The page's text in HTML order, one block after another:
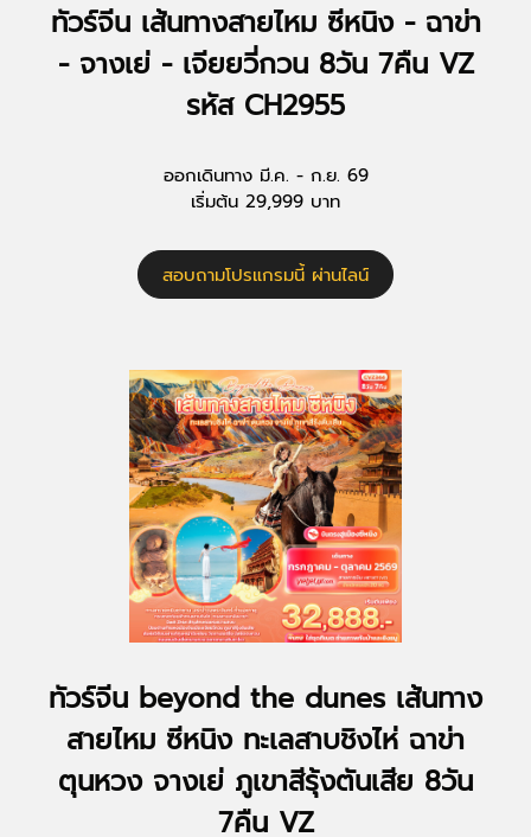
ทัวร์จีน เส้นทางสายไหม ซีหนิง - ฉาข่า
- จางเย่ - เจียยวี่กวน 8วัน 7คืน VZ
รหัส CH2955
ออกเดินทาง มี.ค. - ก.ย. 69
เริ่มต้น 29,999 บาท
สอบถามโปรแกรมนี้ ผ่านไลน์
ทัวร์จีน beyond the dunes เส้นทาง
สายไหม ซีหนิง ทะเลสาบชิงไห่ ฉาข่า
ตุนหวง จางเย่ ภูเขาสีรุ้งตันเสีย 8วัน
7คืน VZ